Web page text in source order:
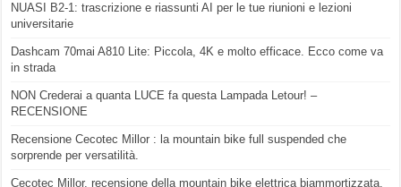
NUASI B2-1: trascrizione e riassunti AI per le tue riunioni e lezioni
universitarie
Dashcam 70mai A810 Lite: Piccola, 4K e molto efficace. Ecco come va
in strada
NON Crederai a quanta LUCE fa questa Lampada Letour! –
RECENSIONE
Recensione Cecotec Millor : la mountain bike full suspended che
sorprende per versatilità.
Cecotec Millor, recensione della mountain bike elettrica biammortizzata.